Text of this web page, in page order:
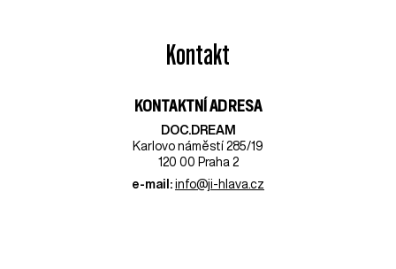
Kontakt
KONTAKTNÍ ADRESA
DOC.DREAM​
Karlovo náměstí 285/19
120 00 Praha 2
e-mail: info@ji-hlava.cz